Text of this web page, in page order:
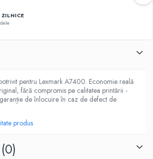
ZILNICE
pentru Lexmark A7400. Economie reală
fără compromis pe calitatea printării -
de înlocuire în caz de defect de
produs
(0)